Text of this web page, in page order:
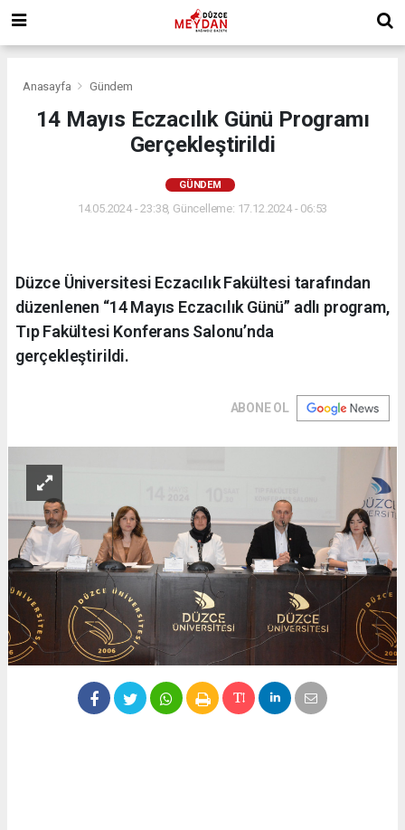
Anasayfa Gündem
14 Mayıs Eczacılık Günü Programı
Gerçekleştirildi
GÜNDEM
14.05.2024 - 23:38, Güncelleme: 17.12.2024 - 06:53
Düzce Üniversitesi Eczacılık Fakültesi tarafından
düzenlenen “14 Mayıs Eczacılık Günü” adlı program,
Tıp Fakültesi Konferans Salonu’nda
gerçekleştirildi.
ABONE OL